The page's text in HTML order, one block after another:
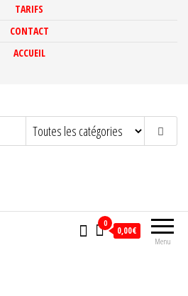
TARIFS
CONTACT
ACCUEIL
ARTISAN CONSERVEUR PASSIONNE
Menu
0
0,00€